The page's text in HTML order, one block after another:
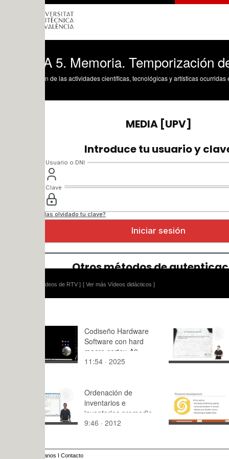
5. Memoria. Temporización de las
de las actividades científicas, tecnológicas y artísticas ocurridas en los tres
[ Ver más Vídeos didácticos ]
Codiseño Hardware
Software con hard
macro cortex-A9
11:54 · 2025
LA
ASPECTO
5:18 · 2015
Ordenación de
inventarios e
inventarios promedio.
Ejemplo práctico
9:46 · 2012
nce
9:50 · 2021